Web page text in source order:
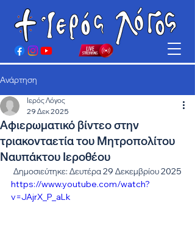
Ανάρτηση
Αφιερωματικό βίντεο στην
τριακονταετία του Μητροπολίτου
Ναυπάκτου Ιεροθέου
Ιερός Λόγος
29 Δεκ 2025
Δημοσιεύτηκε: Δευτέρα 29 Δεκεμβρίου 2025
https://www.youtube.com/watch?
v=JAjrX_P_aLk